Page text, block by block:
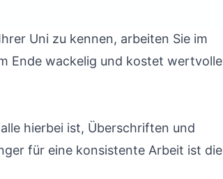
Uni zu kennen, arbeiten Sie im
Ende wackelig und kostet wertvolle
hierbei ist, Überschriften und
für eine konsistente Arbeit ist die